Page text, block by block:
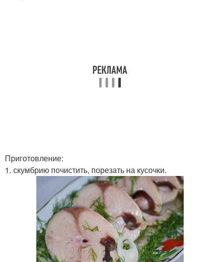
Приготовление:
1. скумбрию почистить, порезать на кусочки.